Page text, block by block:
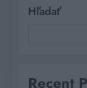
Hľadať
Recent